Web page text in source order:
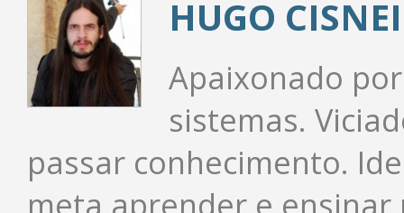
HUGO
Apaixonado
sistemas.
passar conhecimento.